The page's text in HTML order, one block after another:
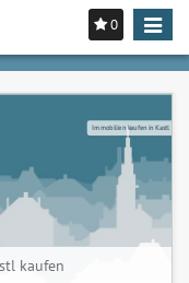
0
Toggle
Immobilien kaufen in Kastl
kaufen